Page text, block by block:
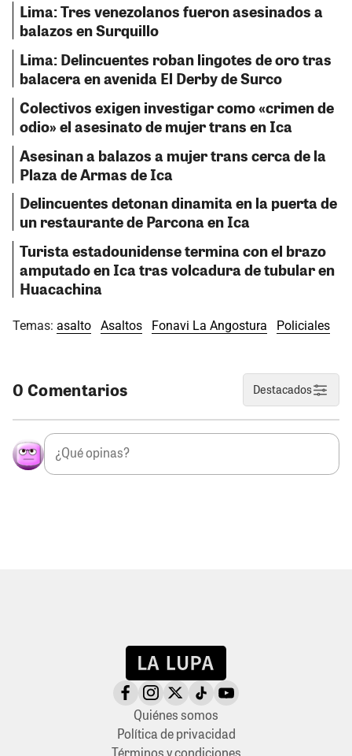
Lima: Tres venezolanos fueron asesinados a
balazos en Surquillo
Lima: Delincuentes roban lingotes de oro tras
balacera en avenida El Derby de Surco
Colectivos exigen investigar como «crimen de
odio» el asesinato de mujer trans en Ica
Asesinan a balazos a mujer trans cerca de la
Plaza de Armas de Ica
Delincuentes detonan dinamita en la puerta de
un restaurante de Parcona en Ica
Turista estadounidense termina con el brazo
amputado en Ica tras volcadura de tubular en
Huacachina
Temas: asalto Asaltos Fonavi La Angostura Policiales
0 Comentarios Destacados
Quiénes somos
Política de privacidad
Términos y condiciones